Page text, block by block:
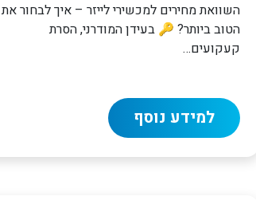
השוואת מחירים למכשירי לייזר – איך לבחור את
הטוב ביותר? 🔑 בעידן המודרני, הסרת
קעקועים…
למידע נוסף